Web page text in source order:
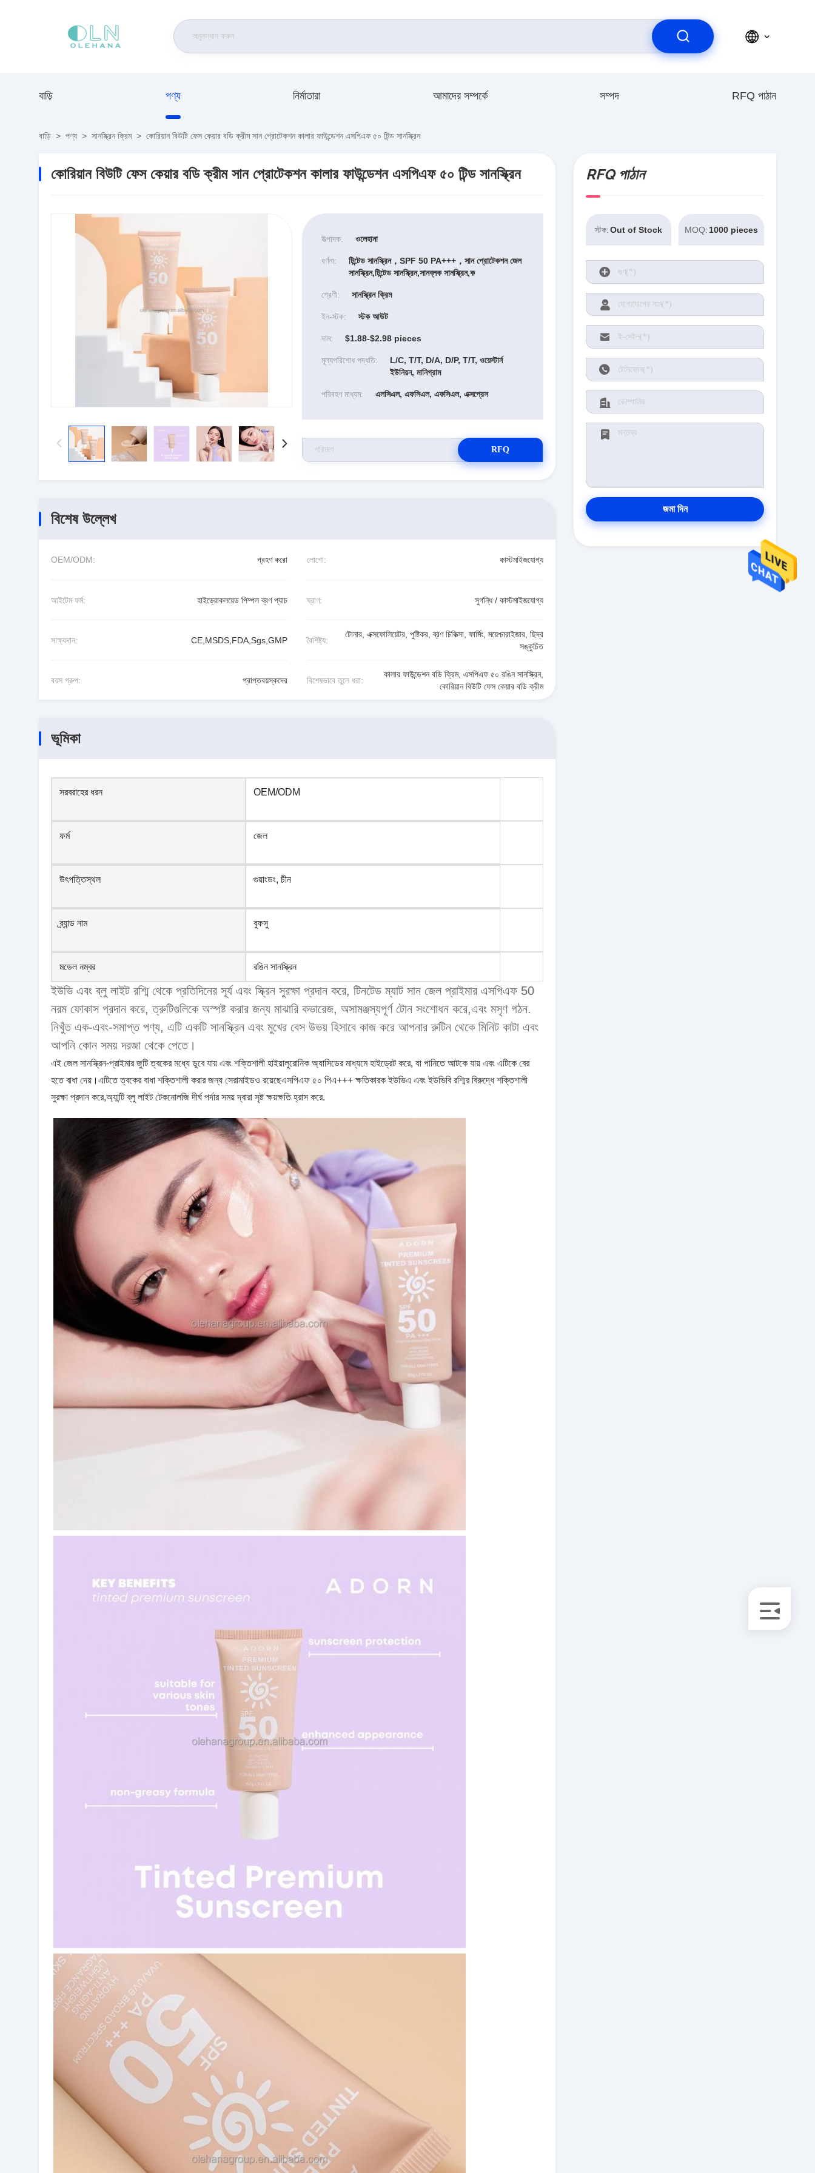
বাড়ি পণ্য নির্মাতারা আমাদের সম্পর্কে সম্পদ RFQ পাঠান
বাড়ি > পণ্য > সানস্ক্রিন ক্রিম > কোরিয়ান বিউটি ফেস কেয়ার বডি ক্রীম সান প্রোটেকশন কালার ফাউন্ডেশন এসপিএফ ৫০ টিন্ড সানস্ক্রিন
কোরিয়ান বিউটি ফেস কেয়ার বডি ক্রীম সান প্রোটেকশন কালার ফাউন্ডেশন এসপিএফ ৫০ টিন্ড সানস্ক্রিন
উত্পাদক: ওলেহানা
বর্ণনা:
টিন্টেড সানস্ক্রিন，SPF 50 PA+++，সান প্রোটেকশন জেল
সানস্ক্রিন,টিন্টেড সানস্ক্রিন,সানব্লক সানস্ক্রিন,ক
শ্রেণী: সানস্ক্রিন ক্রিম
ইন-স্টক: স্টক আউট
দাম: $1.88-$2.98 pieces
মূল্যপরিশোধ পদ্ধতি:
L/C, T/T, D/A, D/P, T/T, ওয়েস্টার্ন
ইউনিয়ন, মানিগ্রাম
পরিবহণ মাধ্যম: এলসিএল, এফসিএল, এফসিএল, এক্সপ্রেস
RFQ
বিশেষ উল্লেখ
OEM/ODM: গ্রহণ করো লোগো: কাস্টমাইজযোগ্য
আইটেম ফর্ম: হাইড্রোকলয়েড পিম্পল ব্রণ প্যাচ ঘ্রাণ: সুগন্ধি / কাস্টমাইজযোগ্য
সাক্ষ্যদান: CE,MSDS,FDA,Sgs,GMP বৈশিষ্ট্য:
টোনার, এক্সফোলিয়েটর, পুষ্টিকর, ব্রণ চিকিত্সা, ফার্মিং, ময়েশ্চারাইজার, ছিদ্র
সঙ্কুচিত
বয়স গ্রুপ: প্রাপ্তবয়স্কদের বিশেষভাবে তুলে ধরা:
কালার ফাউন্ডেশন বডি ক্রিম, এসপিএফ ৫০ রঙিন সানস্ক্রিন,
কোরিয়ান বিউটি ফেস কেয়ার বডি ক্রীম
ভূমিকা
সরবরাহের ধরন OEM/ODM
ফর্ম জেল
উৎপত্তিস্থল গুয়াংডং, চীন
ব্র্যান্ড নাম বুফসু
মডেল নম্বর রঙিন সানস্ক্রিন
ইউভি এবং ব্লু লাইট রশ্মি থেকে প্রতিদিনের সূর্য এবং স্ক্রিন সুরক্ষা প্রদান করে, টিনটেড ম্যাট সান জেল প্রাইমার এসপিএফ 50
নরম ফোকাস প্রদান করে, ত্রুটিগুলিকে অস্পষ্ট করার জন্য মাঝারি কভারেজ, অসামঞ্জস্যপূর্ণ টোন সংশোধন করে,এবং মসৃণ গঠন.
নিখুঁত এক-এবং-সমাপ্ত পণ্য, এটি একটি সানস্ক্রিন এবং মুখের বেস উভয় হিসাবে কাজ করে আপনার রুটিন থেকে মিনিট কাটা এবং
আপনি কোন সময় দরজা থেকে পেতে।
এই জেল সানস্ক্রিন-প্রাইমার জুটি ত্বকের মধ্যে ডুবে যায় এবং শক্তিশালী হাইয়ালুরোনিক অ্যাসিডের মাধ্যমে হাইড্রেট করে, যা পানিতে আটকে যায় এবং এটিকে বের
হতে বাধা দেয়।এটিতে ত্বকের বাধা শক্তিশালী করার জন্য সেরামাইডও রয়েছেএসপিএফ ৫০ পিএ+++ ক্ষতিকারক ইউভিএ এবং ইউভিবি রশ্মির বিরুদ্ধে শক্তিশালী
সুরক্ষা প্রদান করে,অ্যান্টি ব্লু লাইট টেকনোলজি দীর্ঘ পর্দার সময় দ্বারা সৃষ্ট ক্ষয়ক্ষতি হ্রাস করে.
RFQ পাঠান
স্টক:Out of Stock MOQ: 1000 pieces
জমা দিন